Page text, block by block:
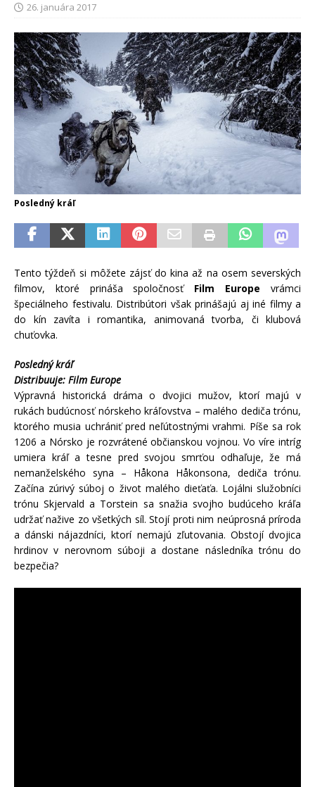
26. januára 2017
Posledný kráľ
Tento týždeň si môžete zájsť do kina až na osem severských
filmov, ktoré prináša spoločnosť Film Europe vrámci
špeciálneho festivalu. Distribútori však prinášajú aj iné filmy a
do kín zavíta i romantika, animovaná tvorba, či klubová
chuťovka.
Posledný kráľ
Distribuuje: Film Europe
Výpravná historická dráma o dvojici mužov, ktorí majú v
rukách budúcnosť nórskeho kráľovstva – malého dediča trónu,
ktorého musia uchrániť pred neľútostnými vrahmi. Píše sa rok
1206 a Nórsko je rozvrátené občianskou vojnou. Vo víre intríg
umiera kráľ a tesne pred svojou smrťou odhaľuje, že má
nemanželského syna – Håkona Håkonsona, dediča trónu.
Začína zúrivý súboj o život malého dieťaťa. Lojálni služobníci
trónu Skjervald a Torstein sa snažia svojho budúceho kráľa
udržať nažive zo všetkých síl. Stojí proti nim neúprosná príroda
a dánski nájazdníci, ktorí nemajú zľutovania. Obstojí dvojica
hrdinov v nerovnom súboji a dostane následníka trónu do
bezpečia?